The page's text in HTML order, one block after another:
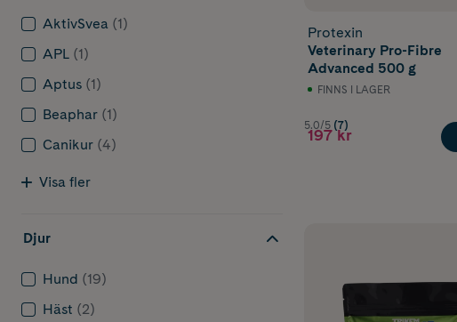
AktivSvea (1)
APL (1)
Aptus (1)
Beaphar (1)
Canikur (4)
Visa fler
Djur
Hund (19)
Häst (2)
Protexin
Veterinary Pro-Fibre
Advanced 500 g
FINNS I LAGER
5.0/5 (7)
197 kr